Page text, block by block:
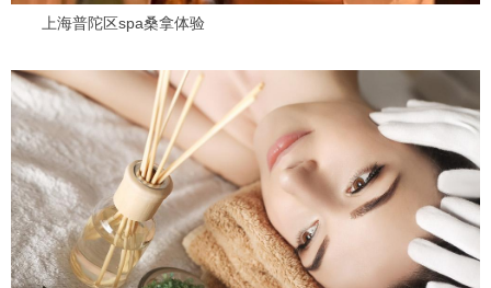
上海普陀区spa桑拿体验